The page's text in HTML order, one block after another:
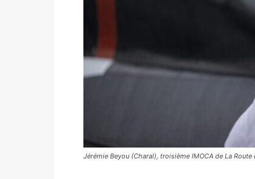
Jérémie Beyou (Charal), troisième IMOCA de La